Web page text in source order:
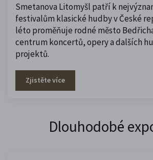
Smetanova Litomyšl patří k
festivalům klasické hudby v České
léto proměňuje rodné město
centrum koncertů, opery a dalších
projektů.
Zjistěte více
Dlouhodobé